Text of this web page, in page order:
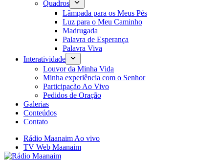
Quadros
Lâmpada para os Meus Pés
Luz para o Meu Caminho
Madrugada
Palavra de Esperança
Palavra Viva
Interatividade
Louvor da Minha Vida
Minha experiência com o Senhor
Participação Ao Vivo
Pedidos de Oração
Galerias
Conteúdos
Contato
Rádio Maanaim Ao vivo
TV Web Maanaim